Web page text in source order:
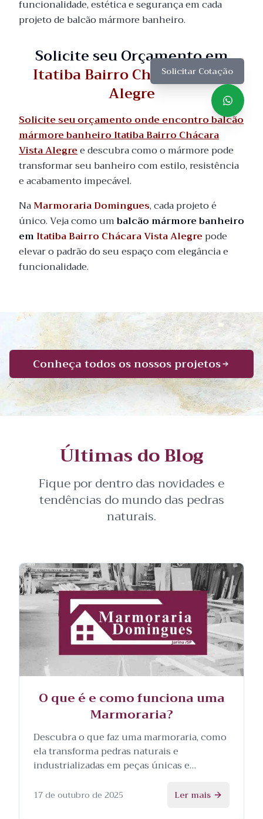
funcionalidade, estética e segurança em cada
projeto de balcão mármore banheiro.
Solicite seu Orçamento em
Itatiba Bairro Chácara Vista
Alegre
Solicite seu orçamento onde encontro balcão
mármore banheiro Itatiba Bairro Chácara
Vista Alegree descubra como o mármore pode
transformar seu banheiro com estilo, resistência
e acabamento impecável.
NaMarmoraria Domingues, cada projeto é
único. Veja como umbalcão mármore banheiro
emItatiba Bairro Chácara Vista Alegrepode
elevar o padrão do seu espaço com elegância e
funcionalidade.
Solicitar Cotação
Conheça todos os nossos projetos
Últimas do Blog
Fique por dentro das novidades e
tendências do mundo das pedras
naturais.
O que é e como funciona uma
Marmoraria?
Descubra o que faz uma marmoraria, como
ela transforma pedras naturais e
industrializadas em peças únicas e
processo.
17 de outubro de 2025 Ler mais